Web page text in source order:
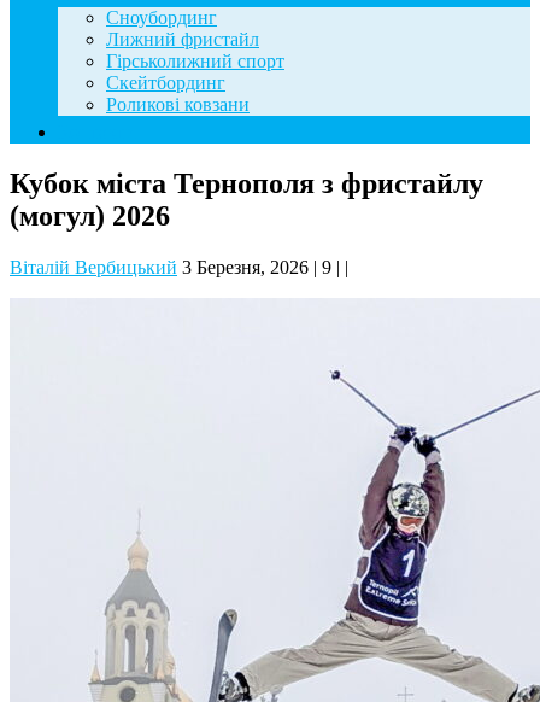
Сноубординг
Лижний фристайл
Гірськолижний спорт
Скейтбординг
Роликові ковзани
Кубок міста Тернополя з фристайлу
(могул) 2026
Віталій Вербицький 3 Березня, 2026 | 9 | |